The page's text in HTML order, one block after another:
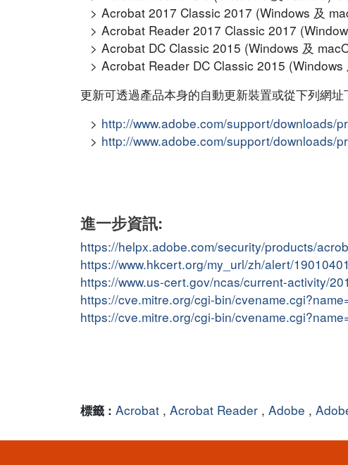
Acrobat 2017 Classic 2017 (Windows 及
Acrobat Reader 2017 Classic 2017
Acrobat DC Classic 2015 (Windows 及
Acrobat Reader DC Classic 2015
更新可透過產品本身的自動更新裝置或從下列網址
http://www.adobe.com/support/downloads/
http://www.adobe.com/support/downloads/
進一步資訊:
https://helpx.adobe.com/security/products/
https://www.hkcert.org/my_url/zh/alert/19010401
https://www.us-cert.gov/ncas/current-activity/
https://cve.mitre.org/cgi-bin/
https://cve.mitre.org/cgi-bin/
標籤 : Acrobat , Acrobat Reader , Adobe ,